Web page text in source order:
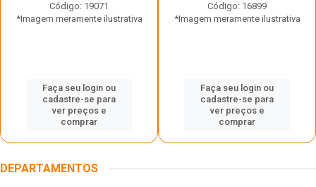
Código: 19071
*Imagem meramente ilustrativa
Faça seu login ou
cadastre-se para
ver preços e
comprar
Código: 16899
*Imagem meramente ilustrativa
Faça seu login ou
cadastre-se para
ver preços e
comprar
DEPARTAMENTOS